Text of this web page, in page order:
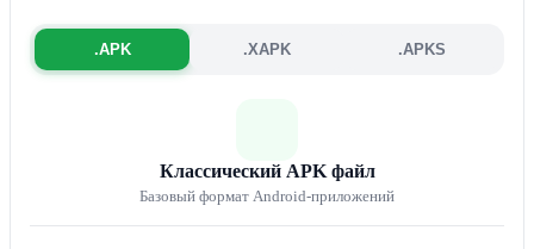
.APK .XAPK .APKS
Классический APK файл
Базовый формат Android-приложений